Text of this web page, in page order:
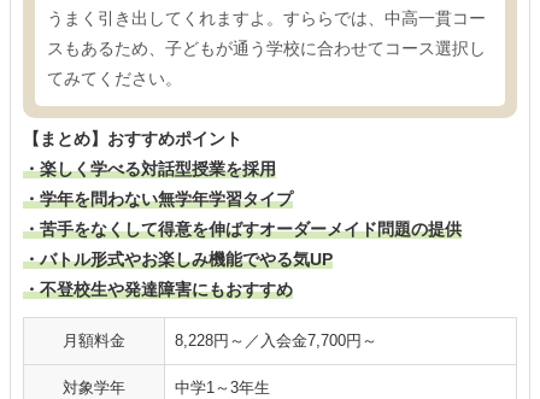
うまく引き出してくれますよ。すららでは、中高一貫コー
スもあるため、子どもが通う学校に合わせてコース選択し
てみてください。
【まとめ】おすすめポイント
・楽しく学べる対話型授業を採用
・学年を問わない無学年学習タイプ
・苦手をなくして得意を伸ばすオーダーメイド問題の提供
・バトル形式やお楽しみ機能でやる気UP
・不登校生や発達障害にもおすすめ
月額料金 8,228円～／入会金7,700円～
対象学年 中学1～3年生